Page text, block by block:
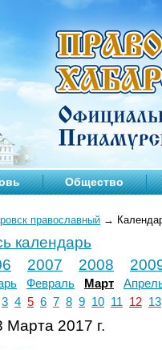
Общество
православный →
календарь
2007 2008
Февраль Март
3 4 5 6 7 8 9 10 11 12 13
Марта 2017 г.